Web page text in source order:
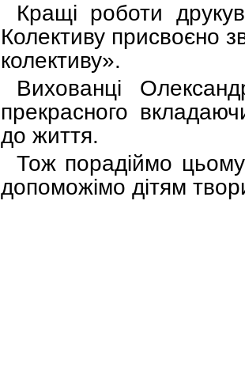
Кращі роботи
Колективу присвоєно
колективу».
Вихованці
прекрасного
до життя.
Тож порадіймо
допоможімо дітям